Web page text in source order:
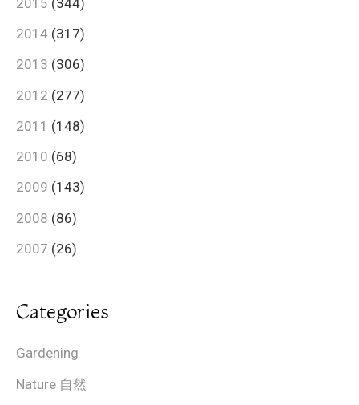
2014 (317)
2013 (306)
2012 (277)
2011 (148)
2010 (68)
2009 (143)
2008 (86)
2007 (26)
Categories
Gardening
Nature 自然